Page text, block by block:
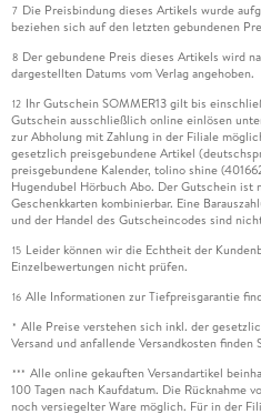
7 Die Preisbindung dieses Artikels wurde
beziehen sich auf den letzten gebundenen
8 Der gebundene Preis dieses Artikels wird
dargestellten Datums vom Verlag angehoben.
12 Ihr Gutschein SOMMER13 gilt bis
Gutschein ausschließlich online einlösen
zur Abholung mit Zahlung in der Filiale
gesetzlich preisgebundene Artikel
preisgebundene Kalender, tolino shine
Hugendubel Hörbuch Abo. Der Gutschein
Geschenkkarten kombinierbar. Eine
und der Handel des Gutscheincodes sind
15 Leider können wir die Echtheit der
Einzelbewertungen nicht prüfen.
16 Alle Informationen zur Tiefpreisgarantie
* Alle Preise verstehen sich inkl. der
Versand und anfallende Versandkosten finden
*** Alle online gekauften Versandartikel
100 Tagen nach Kaufdatum. Die Rücknahme
noch versiegelter Ware möglich. Für in der